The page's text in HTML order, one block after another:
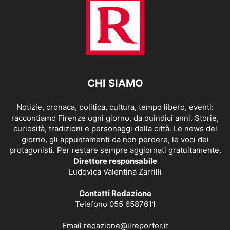
CHI SIAMO
Notizie, cronaca, politica, cultura, tempo libero, eventi:
raccontiamo Firenze ogni giorno, da quindici anni. Storie,
curiosità, tradizioni e personaggi della città. Le news del
giorno, gli appuntamenti da non perdere, le voci dei
protagonisti. Per restare sempre aggiornati gratuitamente.
Direttore responsabile
Ludovica Valentina Zarrilli
Contatti Redazione
Telefono 055 6587611
Email redazione@ilreporter.it